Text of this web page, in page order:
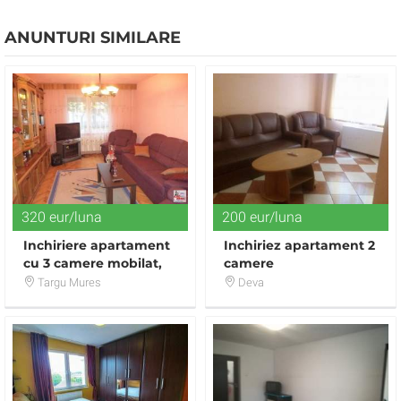
ANUNTURI SIMILARE
320 eur/luna
Inchiriere apartament
cu 3 camere mobilat,
utilat in zona Unirii
Targu Mures
200 eur/luna
Inchiriez apartament 2
camere
Deva